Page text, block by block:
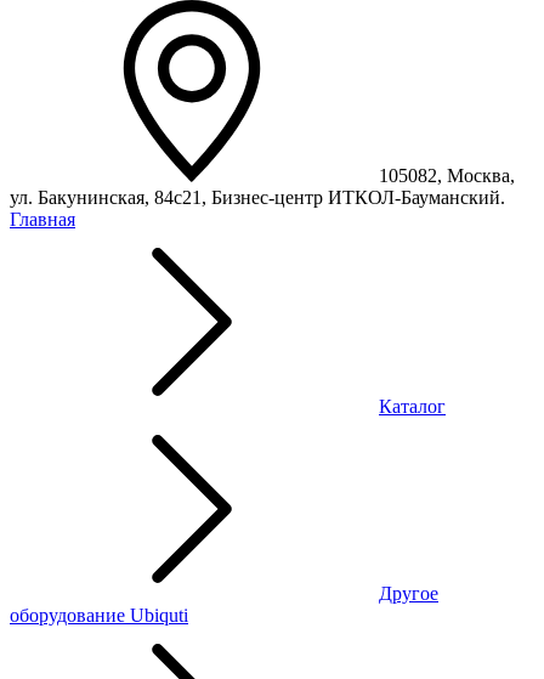
105082, Москва,
ул. Бакунинская, 84с21, Бизнес-центр ИТКОЛ-Бауманский.
Главная
Каталог
Другое
оборудование Ubiquti